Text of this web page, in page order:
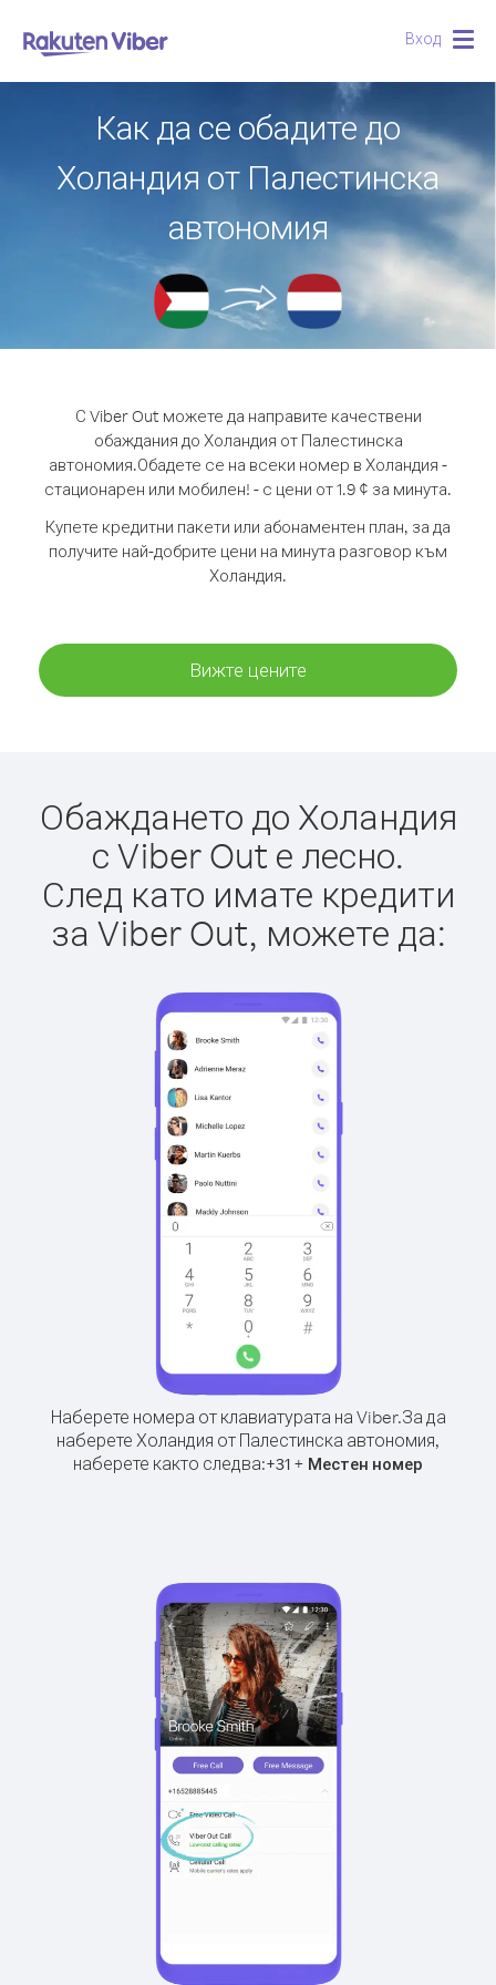
Вход
Как да се обадите до
Холандия от Палестинска
автономия
С Viber Out можете да направите качествени
обаждания до Холандия от Палестинска
автономия.Обадете се на всеки номер в Холандия -
стационарен или мобилен! - с цени от 1.9 ¢ за минута.
Купете кредитни пакети или абонаментен план, за да
получите най-добрите цени на минута разговор към
Холандия.
Вижте цените
Обаждането до Холандия
с Viber Out е лесно.
След като имате кредити
за Viber Out, можете да:
Наберете номера от клавиатурата на Viber.За да
наберете Холандия от Палестинска автономия,
наберете както следва:+31 + Местен номер